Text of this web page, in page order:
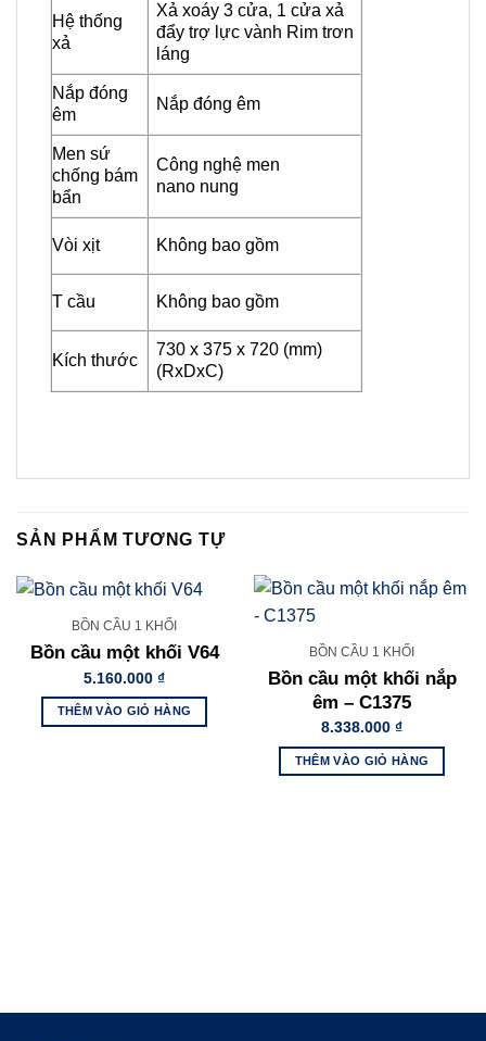
Hệ thống
xả
Xả xoáy 3 cửa, 1 cửa xả
đẩy trợ lực vành Rim trơn
láng
Nắp đóng
êm
Nắp đóng êm
Men sứ
chống bám
bẩn
Công nghệ men
nano nung
Vòi xịt Không bao gồm
T cầu Không bao gồm
Kích thước
730 x 375 x 720 (mm)
(RxDxC)
SẢN PHẨM TƯƠNG TỰ
BỒN CẦU 1 KHỐI
Bồn cầu một khối V64
5.160.000 ₫
THÊM VÀO GIỎ HÀNG
BỒN CẦU 1 KHỐI
Bồn cầu một khối nắp
êm – C1375
8.338.000 ₫
THÊM VÀO GIỎ HÀNG